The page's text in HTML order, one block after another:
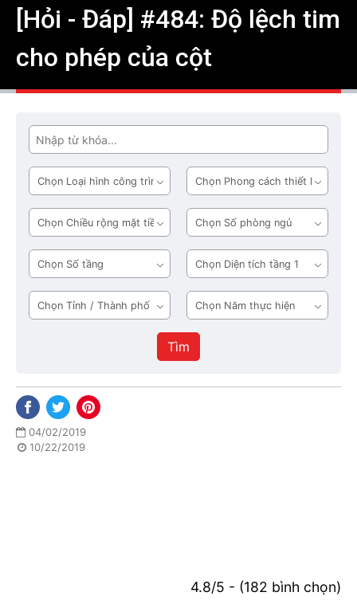
[Hỏi - Đáp] #484: Độ lệch tim
cho phép của cột
Tìm
Loại
hình
công
trình
Phong
cách
thiết
kế
Chiều
rộng
mặt
tiền
Số
phòng
ngủ
Số
tầng
Diện
tích
tầng
1
Tỉnh
/
Năm
thực
hiện
Tìm
04/02/2019
10/22/2019
4.8/5 - (182 bình chọn)